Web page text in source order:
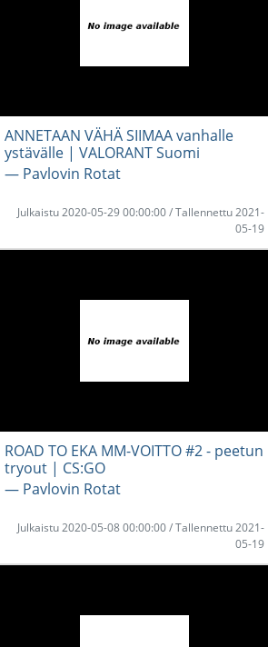
ANNETAAN VÄHÄ SIIMAA vanhalle
ystävälle | VALORANT Suomi
― Pavlovin Rotat
Julkaistu 2020-05-29 00:00:00 / Tallennettu 2021-
05-19
ROAD TO EKA MM-VOITTO #2 - peetun
tryout | CS:GO
― Pavlovin Rotat
Julkaistu 2020-05-08 00:00:00 / Tallennettu 2021-
05-19